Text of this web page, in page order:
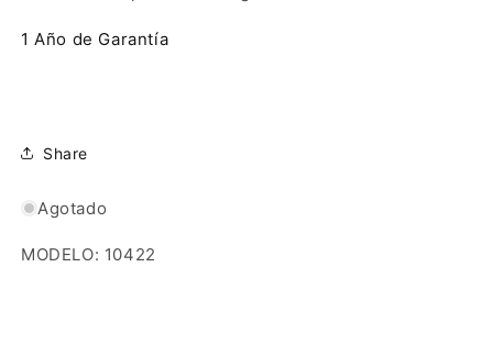
1 Año de Garantía
Share
Agotado
MODELO: 10422